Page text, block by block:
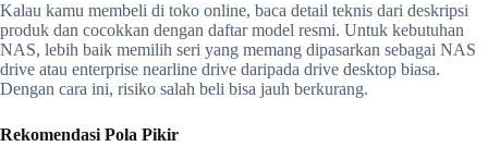
Kalau kamu membeli di toko online, baca detail teknis dari deskripsi
produk dan cocokkan dengan daftar model resmi. Untuk kebutuhan
NAS, lebih baik memilih seri yang memang dipasarkan sebagai NAS
drive atau enterprise nearline drive daripada drive desktop biasa.
Dengan cara ini, risiko salah beli bisa jauh berkurang.
Rekomendasi Pola Pikir